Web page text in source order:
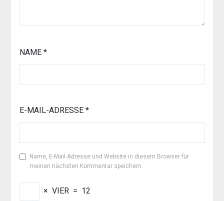
NAME *
E-MAIL-ADRESSE *
Name, E-Mail-Adresse und Website in diesem Browser für
meinen nächsten Kommentar speichern.
× VIER = 12